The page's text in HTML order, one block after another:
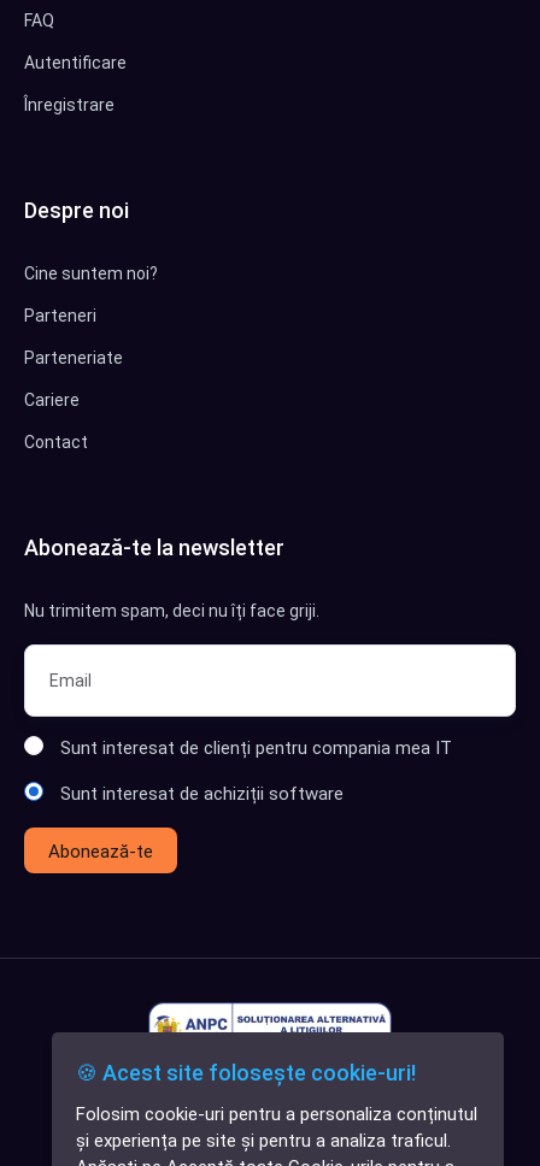
✕
Cauți o aplicație
FAQ
Autentificare
Înregistrare
Despre noi
Cine suntem noi?
Parteneri
Parteneriate
Cariere
Contact
Abonează-te la newsletter
Nu trimitem spam, deci nu îți face griji.
Sunt interesat de clienți pentru compania mea IT
Sunt interesat de achiziții software
Abonează-te
🍪 Acest site folosește cookie-uri!
Folosim cookie-uri pentru a personaliza conținutul
și experiența pe site și pentru a analiza traficul.